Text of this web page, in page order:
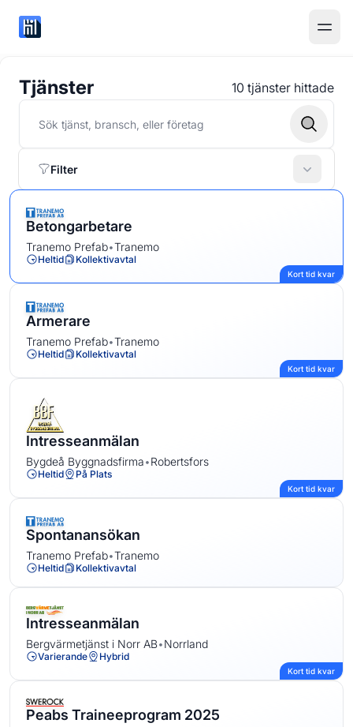
Tjänster 10 tjänster hittade
Filter
Betongarbetare
Tranemo Prefab•Tranemo
Heltid Kollektivavtal
Kort tid kvar
Armerare
Tranemo Prefab•Tranemo
Heltid Kollektivavtal
Kort tid kvar
Intresseanmälan
Bygdeå Byggnadsfirma•Robertsfors
Heltid På Plats
Kort tid kvar
Spontanansökan
Tranemo Prefab•Tranemo
Heltid Kollektivavtal
Intresseanmälan
Bergvärmetjänst i Norr AB•Norrland
Varierande Hybrid
Kort tid kvar
Peabs Traineeprogram 2025